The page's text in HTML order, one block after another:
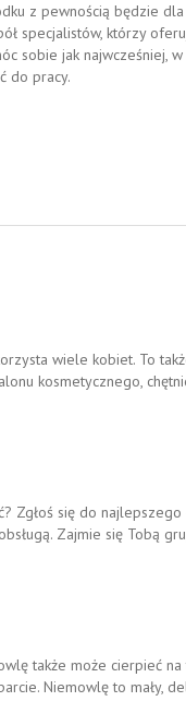
z pewnością będzie
specjalistów, którzy
sobie jak najwcześniej,
do pracy.
wiele kobiet. To
kosmetycznego,
Zgłoś się do
Zajmie się Tobą
także może cierpieć
Niemowlę to mały,